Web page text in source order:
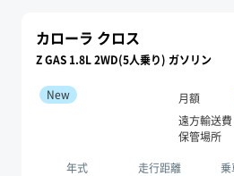
カローラ クロス
Z GAS 1.8L 2WD(5人乗り) ガソリン
New 月額
遠方輸送費
保管場所
年式 走行距離 乗